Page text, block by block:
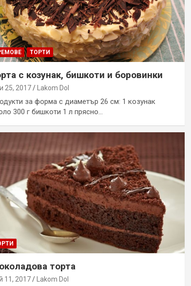
ТОРТИ
с козунак, бишкоти и боровинки
25, 2017 Lakom Dol
за форма с диаметър 26 см: 1 козунак
300 г бишкоти 1 л прясно…
торта
11, 2017 Lakom Dol